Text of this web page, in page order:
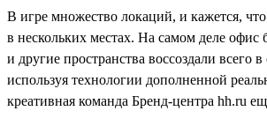
В игре множество локаций, и кажется,
в нескольких местах. На самом деле офис
и другие пространства воссоздали всего
используя технологии дополненной
креативная команда Бренд-центра hh.ru